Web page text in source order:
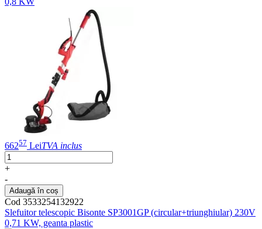
66257 LeiTVA inclus
+
-
Adaugă în coș
Cod 3533254132922
Slefuitor telescopic Bisonte SP3001GP (circular+triunghiular) 230V
0,71 KW, geanta plastic